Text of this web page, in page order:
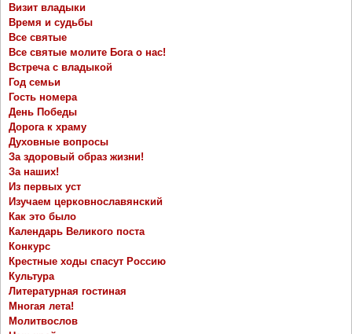
Визит владыки
Время и судьбы
Все святые
Все святые молите Бога о нас!
Встреча с владыкой
Год семьи
Гость номера
День Победы
Дорога к храму
Духовные вопросы
За здоровый образ жизни!
За наших!
Из первых уст
Изучаем церковнославянский
Как это было
Календарь Великого поста
Конкурс
Крестные ходы спасут Россию
Культура
Литературная гостиная
Многая лета!
Молитвослов